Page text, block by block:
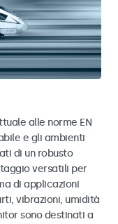
alle norme EN
e gli ambienti
di un robusto
versatili per
di applicazioni
vibrazioni, umidità
sono destinati a